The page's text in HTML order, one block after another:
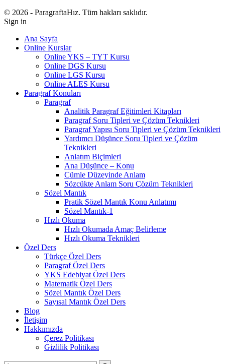
© 2026 - ParagraftaHız. Tüm hakları saklıdır.
Sign in
Ana Sayfa
Online Kurslar
Online YKS – TYT Kursu
Online DGS Kursu
Online LGS Kursu
Online ALES Kursu
Paragraf Konuları
Paragraf
Analitik Paragraf Eğitimleri Kitapları
Paragraf Soru Tipleri ve Çözüm Teknikleri
Paragraf Yapısı Soru Tipleri ve Çözüm Teknikleri
Yardımcı Düşünce Soru Tipleri ve Çözüm
Teknikleri
Anlatım Biçimleri
Ana Düşünce – Konu
Cümle Düzeyinde Anlam
Sözcükte Anlam Soru Çözüm Teknikleri
Sözel Mantık
Pratik Sözel Mantık Konu Anlatımı
Sözel Mantık-1
Hızlı Okuma
Hızlı Okumada Amaç Belirleme
Hızlı Okuma Teknikleri
Özel Ders
Türkçe Özel Ders
Paragraf Özel Ders
YKS Edebiyat Özel Ders
Matematik Özel Ders
Sözel Mantık Özel Ders
Sayısal Mantık Özel Ders
Blog
İletişim
Hakkımızda
Çerez Politikası
Gizlilik Politikası